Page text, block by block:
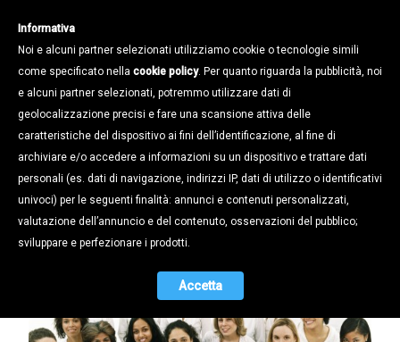
EROGAZIONE DI CONTRIBUTI ALLE
PMI A PREVALENTE
PARTECIPAZIONE FEMMINILE
22.08.2017
Informativa
Noi e alcuni partner selezionati utilizziamo cookie o tecnologie simili
come specificato nella cookie policy. Per quanto riguarda la pubblicità, noi
e alcuni partner selezionati, potremmo utilizzare dati di
geolocalizzazione precisi e fare una scansione attiva delle
caratteristiche del dispositivo ai fini dell’identificazione, al fine di
archiviare e/o accedere a informazioni su un dispositivo e trattare dati
personali (es. dati di navigazione, indirizzi IP, dati di utilizzo o identificativi
univoci) per le seguenti finalità: annunci e contenuti personalizzati,
valutazione dell’annuncio e del contenuto, osservazioni del pubblico;
sviluppare e perfezionare i prodotti.
Accetta